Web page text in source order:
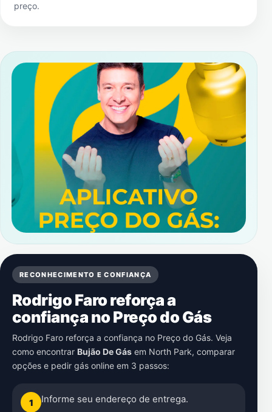
preço.
RECONHECIMENTO E CONFIANÇA
Rodrigo Faro reforça a
confiança no Preço do Gás
Rodrigo Faro reforça a confiança no Preço do Gás. Veja
como encontrar Bujão De Gás em North Park, comparar
opções e pedir gás online em 3 passos:
1 Informe seu endereço de entrega.